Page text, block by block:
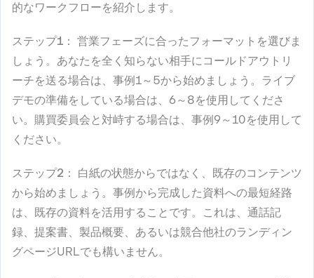
的なワークフローを紹介します。
ステップ1 ： 営業フェーズに合ったフォーマットを選びま
しょう。あなたを全く知らない相手にコールドアウトリ
ーチを送る場合は、事例1～5から始めましょう。ライブ
デモの準備をしている場合は、6～8を使用してくださ
い。購買委員会と対峙する場合は、事例9～10を使用して
ください。
ステップ2 ： 白紙の状態からではなく、既存のコンテンツ
から始めましょう。事例から完成した資料への最短経路
は、既存の資料を活用することです。これは、通話記
録、提案書、製品概要、あるいは競合他社のランディン
グページURLでも構いません。